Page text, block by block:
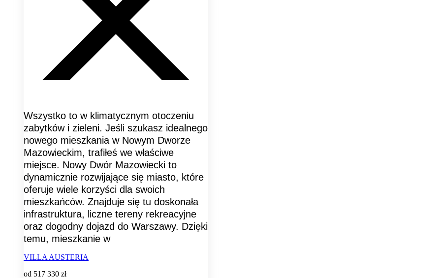
Wszystko to w klimatycznym otoczeniu
zabytków i zieleni. Jeśli szukasz idealnego
nowego mieszkania w Nowym Dworze
Mazowieckim, trafiłeś we właściwe
miejsce. Nowy Dwór Mazowiecki to
dynamicznie rozwijające się miasto, które
oferuje wiele korzyści dla swoich
mieszkańców. Znajduje się tu doskonała
infrastruktura, liczne tereny rekreacyjne
oraz dogodny dojazd do Warszawy. Dzięki
temu, mieszkanie w
VILLA AUSTERIA
od 517 330 zł